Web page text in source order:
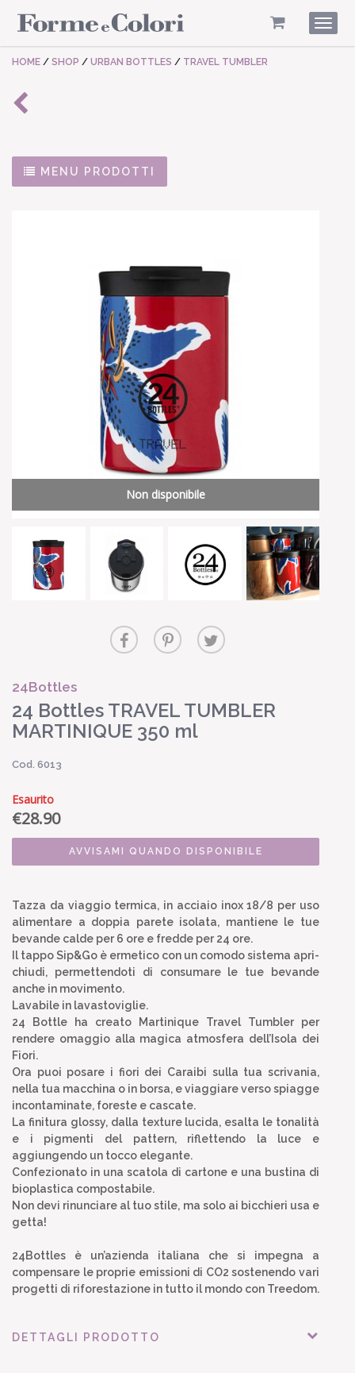
HOME / SHOP / URBAN BOTTLES / TRAVEL TUMBLER
MENU PRODOTTI
Non disponibile
24Bottles
24 Bottles TRAVEL TUMBLER
MARTINIQUE 350 ml
Cod. 6013
Esaurito
€28.90
AVVISAMI QUANDO DISPONIBILE
Tazza da viaggio termica, in acciaio inox 18/8 per uso
alimentare a doppia parete isolata, mantiene le tue
bevande calde per 6 ore e fredde per 24 ore.
Il tappo Sip&Go è ermetico con un comodo sistema apri-
chiudi, permettendoti di consumare le tue bevande
anche in movimento.
Lavabile in lavastoviglie.
24 Bottle ha creato Martinique Travel Tumbler per
rendere omaggio alla magica atmosfera dell’Isola dei
Fiori.
Ora puoi posare i fiori dei Caraibi sulla tua scrivania,
nella tua macchina o in borsa, e viaggiare verso spiagge
incontaminate, foreste e cascate.
La finitura glossy, dalla texture lucida, esalta le tonalità
e i pigmenti del pattern, riflettendo la luce e
aggiungendo un tocco elegante.
Confezionato in una scatola di cartone e una bustina di
bioplastica compostabile.
Non devi rinunciare al tuo stile, ma solo ai bicchieri usa e
getta!
24Bottles è un’azienda italiana che si impegna a
compensare le proprie emissioni di CO2 sostenendo vari
progetti di riforestazione in tutto il mondo con Treedom.
DETTAGLI PRODOTTO